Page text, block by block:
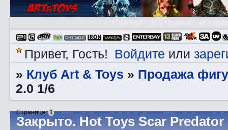
Привет, Гость! Войдите или
» Клуб Art & Toys » Продажа
2.0 1/6
Закрытo. Hot Toys Scar Predator
Страница:1